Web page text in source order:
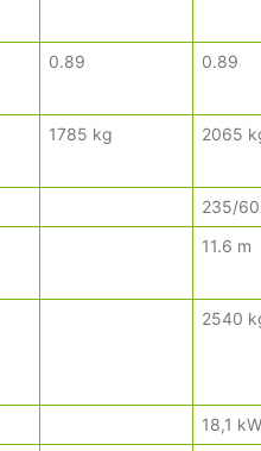
0.89 0.89
1785 kg 2065
235/60
11.6 m
2540
18,1